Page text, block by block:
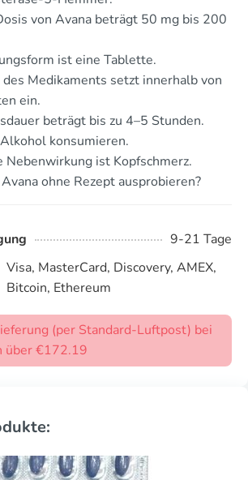
von Avana beträgt 50 mg bis 200
ist eine Tablette.
Medikaments setzt innerhalb von
ein.
beträgt bis zu 4–5 Stunden.
konsumieren.
Nebenwirkung ist Kopfschmerz.
ohne Rezept ausprobieren?
9-21 Tage
Visa, MasterCard, Discovery, AMEX,
Bitcoin, Ethereum
(per Standard-Luftpost) bei
über €172.19